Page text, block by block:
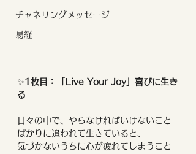
チャネリングメッセージ
易経
✨1枚目：「Live Your Joy」喜びに生き
る
日々の中で、やらなければいけないこと
ばかりに追われて生きていると、
気づかないうちに心が疲れてしまうこと